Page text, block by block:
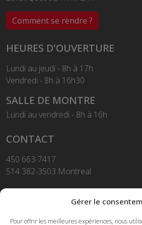
Gérer le
Pour offrir les meilleures expériences, nous
Comment se rendre ?
HEURES D'OUVERTURE
Lundi au jeudi - 8h à 17h
Vendredi - 8h à 16h30
SALLE DE MONTRE
Lundi au vendredi - 8h à 16h
CONTACT
450 663-7417
514 382-3503 Montreal
Sans Frais